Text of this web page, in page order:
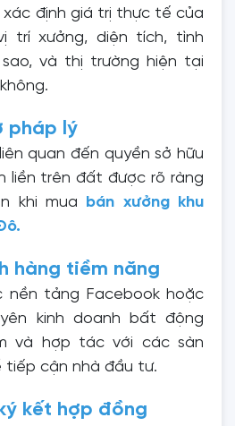
định giá trị thực tế của
trí xưởng, diện tích, tình
và thị trường hiện tại
pháp lý
quan đến quyền sở hữu
liền trên đất được rõ ràng
khi mua bán xưởng khu
hàng tiềm năng
tảng Facebook hoặc
kinh doanh bất động
và hợp tác với các sàn
tiếp cận nhà đầu tư.
kết hợp đồng